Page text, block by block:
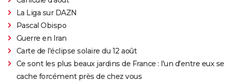
La Liga sur DAZN
Pascal Obispo
Guerre en Iran
Carte de l'éclipse solaire du 12 août
Ce sont les plus beaux jardins de France : l'un d'entre eux se
cache forcément près de chez vous